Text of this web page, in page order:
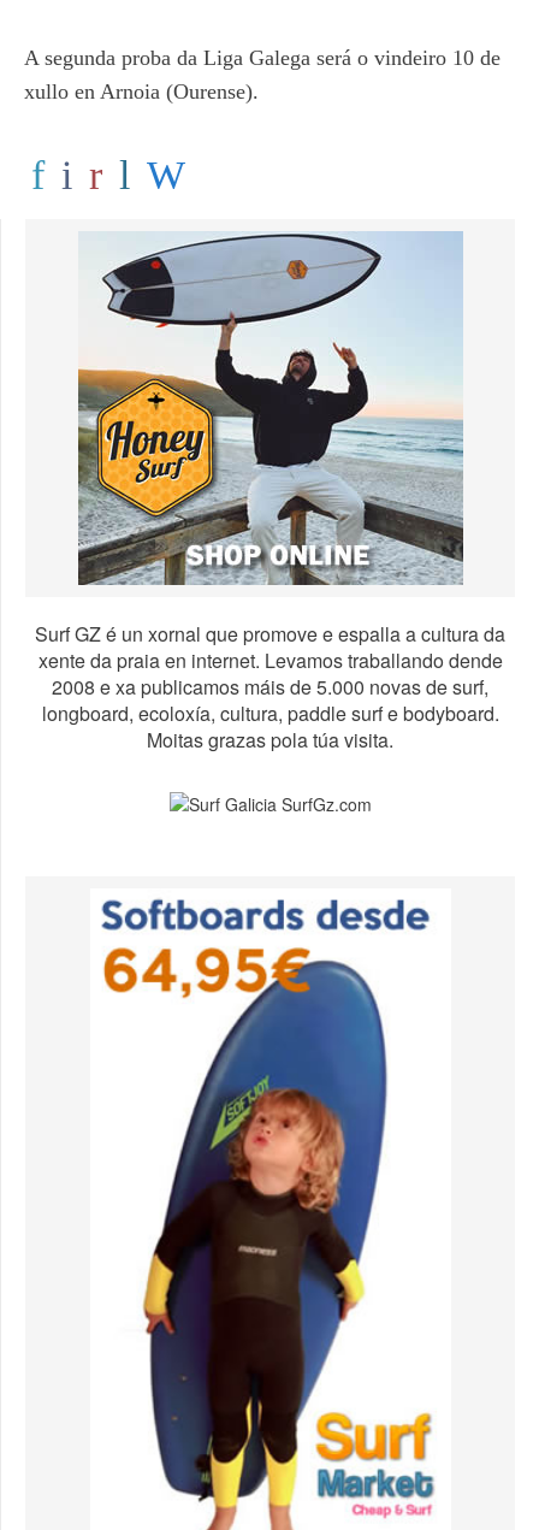
A segunda proba da Liga Galega será o vindeiro 10 de
xullo en Arnoia (Ourense).
Surf GZ é un xornal que promove e espalla a cultura da
xente da praia en internet. Levamos traballando dende
2008 e xa publicamos máis de 5.000 novas de surf,
longboard, ecoloxía, cultura, paddle surf e bodyboard.
Moitas grazas pola túa visita.